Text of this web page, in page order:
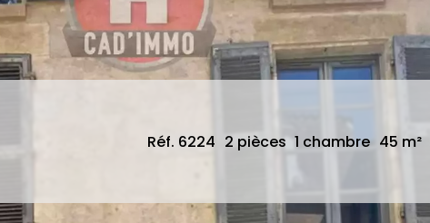
Réf. 6224 2 pièces 1 chambre 45 m²